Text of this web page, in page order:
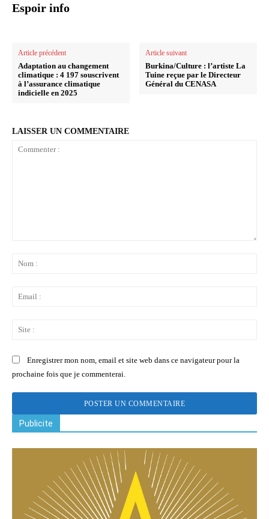
Espoir info
Article précédent
Adaptation au changement
climatique : 4 197 souscrivent
à l’assurance climatique
indicielle en 2025
Article suivant
Burkina/Culture : l’artiste La
Tuine reçue par le Directeur
Général du CENASA
LAISSER UN COMMENTAIRE
Enregistrer mon nom, email et site web dans ce navigateur pour la
prochaine fois que je commenterai.
Publicite